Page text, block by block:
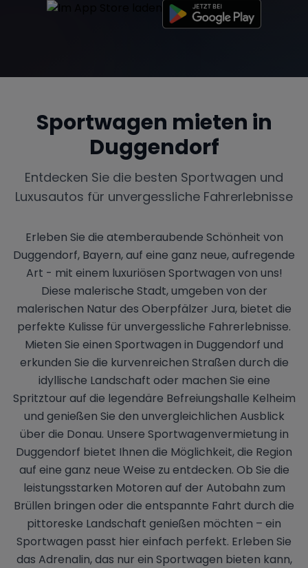
Sportwagen mieten in
Duggendorf
Entdecken Sie die besten Sportwagen und
Luxusautos für unvergessliche Fahrerlebnisse
Erleben Sie die atemberaubende Schönheit von
Duggendorf, Bayern, auf eine ganz neue, aufregende
Art - mit einem luxuriösen Sportwagen von uns!
Diese malerische Stadt, umgeben von der
malerischen Natur des Oberpfälzer Jura, bietet die
perfekte Kulisse für unvergessliche Fahrerlebnisse.
Mieten Sie einen Sportwagen in Duggendorf und
erkunden Sie die kurvenreichen Straßen durch die
idyllische Landschaft oder machen Sie eine
Spritztour auf die legendäre Befreiungshalle Kelheim
und genießen Sie den unvergleichlichen Ausblick
über die Donau. Unsere Sportwagenvermietung in
Duggendorf bietet Ihnen die Möglichkeit, die Region
auf eine ganz neue Weise zu entdecken. Ob Sie die
leistungsstarken Motoren auf der Autobahn zum
Brüllen bringen oder die entspannte Fahrt durch die
pittoreske Landschaft genießen möchten – ein
Sportwagen passt hier einfach perfekt. Erleben Sie
das Adrenalin, das nur ein Sportwagen bieten kann,